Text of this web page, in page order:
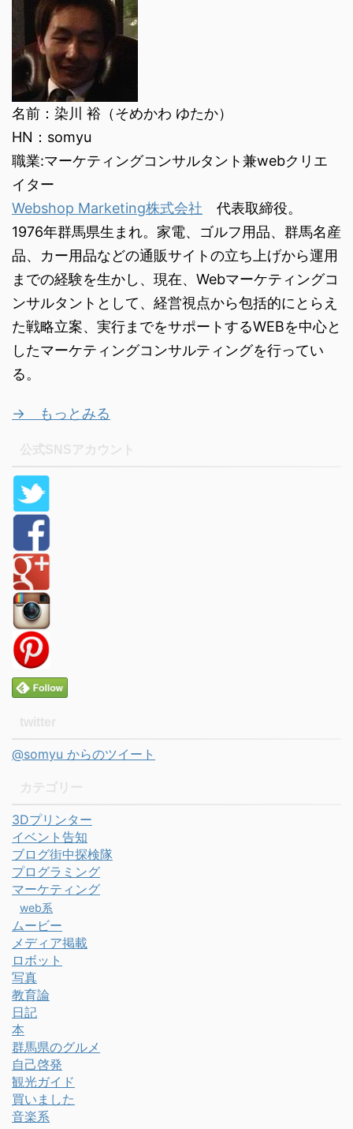
名前：染川 裕（そめかわ ゆたか）
HN：somyu
職業:マーケティングコンサルタント兼webクリエ
イター
Webshop Marketing株式会社 代表取締役。
1976年群馬県生まれ。家電、ゴルフ用品、群馬名産
品、カー用品などの通販サイトの立ち上げから運用
までの経験を生かし、現在、Webマーケティングコ
ンサルタントとして、経営視点から包括的にとらえ
た戦略立案、実行までをサポートするWEBを中心と
したマーケティングコンサルティングを行ってい
る。
→ もっとみる
@somyu からのツイート
3Dプリンター
イベント告知
ブログ街中探検隊
プログラミング
マーケティング
web系
ムービー
メディア掲載
ロボット
写真
教育論
日記
本
群馬県のグルメ
自己啓発
観光ガイド
買いました
音楽系